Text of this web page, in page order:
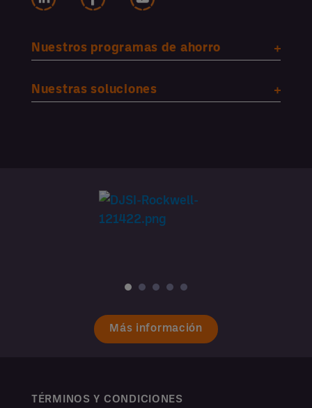
Nuestros programas de ahorro
Nuestras soluciones
Más información
TÉRMINOS Y CONDICIONES